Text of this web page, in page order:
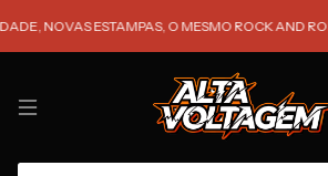
ESTAMPAS, O MESMO ROCK AND ROLL